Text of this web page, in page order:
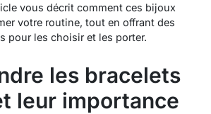
vous décrit comment ces bijoux
votre routine, tout en offrant des
pour les choisir et les porter.
les bracelets
leur importance